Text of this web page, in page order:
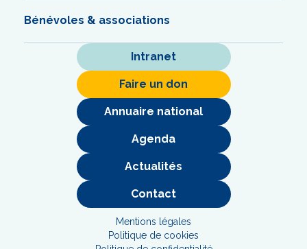
Bénévoles & associations
Intranet
Faire un don
Annuaire national
Agenda
Actualités
Contact
Mentions légales
Politique de cookies